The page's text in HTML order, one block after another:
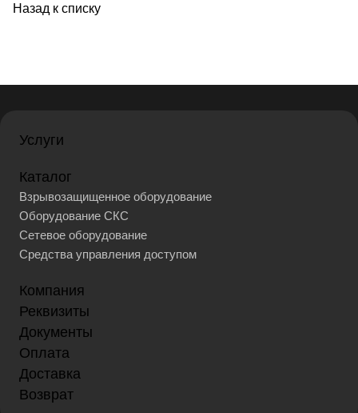
Назад к списку
Услуги
Каталог
Взрывозащищенное оборудование
Оборудование СКС
Сетевое оборудование
Средства управления доступом
Компания
Реквизиты
Документы
Оплата
Доставка
Возврат